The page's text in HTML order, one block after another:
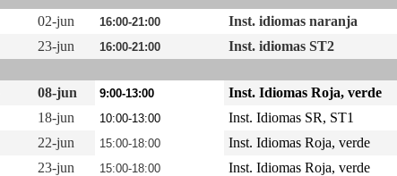
02-jun 16:00-21:00
Inst. idiomas naranja
23-jun 16:00-21:00 Inst. idiomas ST2
08-jun 9:00-13:00
Inst. Idiomas Roja, verde
18-jun 10:00-13:00
Inst. Idiomas SR, ST1
22-jun 15:00-18:00
Inst. Idiomas Roja, verde
23-jun 15:00-18:00
Inst. Idiomas Roja, verde